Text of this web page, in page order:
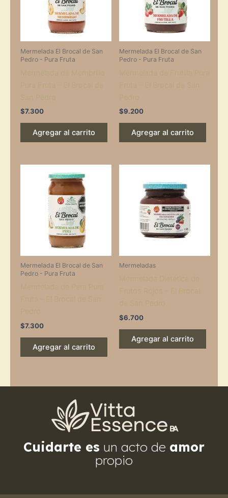
Mermelada El Brocal de San
Pedro - Pura Fruta
$7.300
Agregar al carrito
Mermelada El Brocal de San
Pedro - Pura Fruta
$9.200
Agregar al carrito
Mermelada El Brocal de San
Pedro - Pura Fruta
$7.300
Agregar al carrito
Mermeladas
$6.700
Agregar al carrito
Cuidarte es un acto de amor
propio